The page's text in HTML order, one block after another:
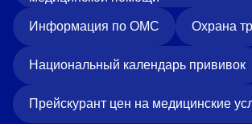
Информация по ОМС Охрана
Национальный календарь прививок
Прейскурант цен на медицинские